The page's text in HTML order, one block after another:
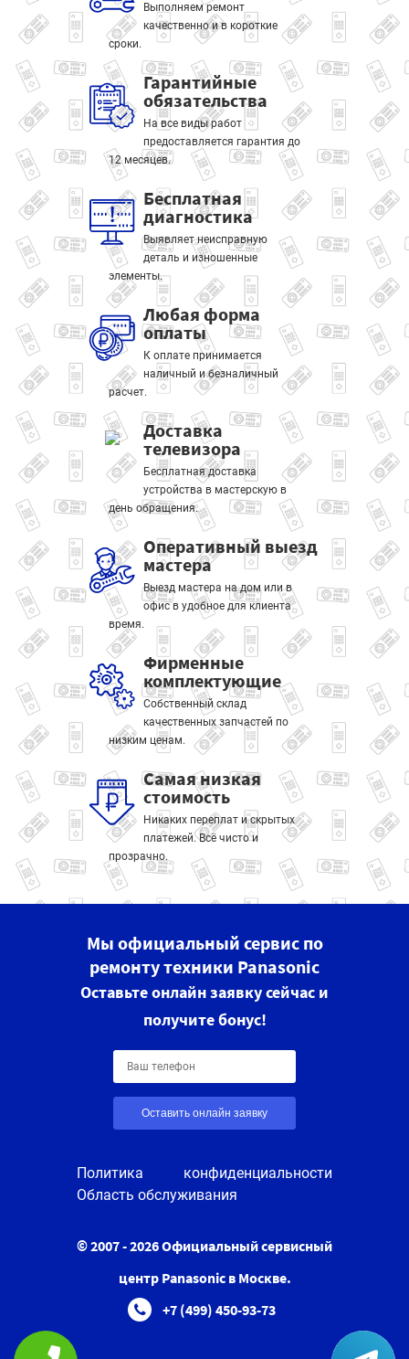
Выполняем ремонт
качественно и в короткие
сроки.
Гарантийные
обязательства
На все виды работ
предоставляется гарантия до
12 месяцев.
Бесплатная
диагностика
Выявляет неисправную
деталь и изношенные
элементы.
Любая форма
оплаты
К оплате принимается
наличный и безналичный
расчет.
Доставка
телевизора
Бесплатная доставка
устройства в мастерскую в
день обращения.
Оперативный выезд
мастера
Выезд мастера на дом или в
офис в удобное для клиента
время.
Фирменные
комплектующие
Собственный склад
качественных запчастей по
низким ценам.
Самая низкая
стоимость
Никаких переплат и скрытых
платежей. Всё чисто и
прозрачно.
Мы официальный сервис по
ремонту техники Panasonic
Оставьте онлайн заявку сейчас и
получите бонус!
Оставить онлайн заявку
Политика конфиденциальности
Область обслуживания
© 2007 - 2026 Официальный сервисный
центр Panasonic в Москве.
+7 (499) 450-93-73